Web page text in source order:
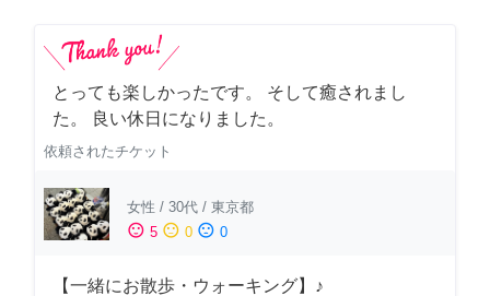
とっても楽しかったです。 そして癒されまし
た。 良い休日になりました。
依頼されたチケット
女性 / 30代 / 東京都
sentiment_satisfied 5 sentiment_neutral 0 sentiment_dissatisfied 0
【一緒にお散歩・ウォーキング】♪